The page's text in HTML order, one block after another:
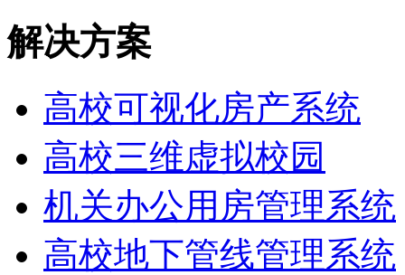
解决方案
高校可视化房产系统
高校三维虚拟校园
机关办公用房管理系统
高校地下管线管理系统